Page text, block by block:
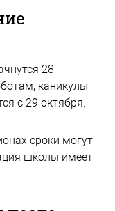
28
каникулы
с 29 октября.
сроки могут
школы имеет